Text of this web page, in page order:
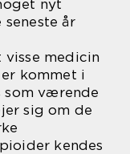
nyt
år
visse medicin
kommet i
som værende
sig om de
kendes